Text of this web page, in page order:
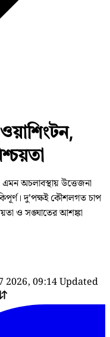
এমন অচলাবস্থায় উত্তেজনা
দু’পক্ষই কৌশলগত চাপ
ও সঙ্ঘাতের আশঙ্কা
09:14Updated